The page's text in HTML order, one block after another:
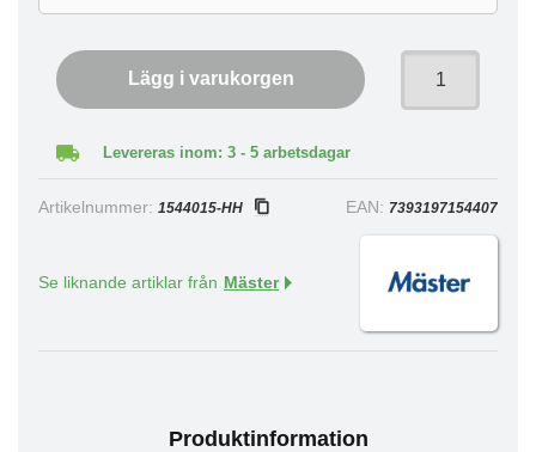
Lägg i varukorgen
Levereras inom: 3 - 5 arbetsdagar
Artikelnummer: 1544015-HH EAN: 7393197154407
Se liknande artiklar från Mäster
Produktinformation